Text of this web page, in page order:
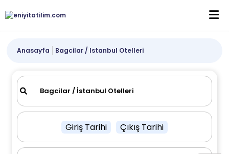
Anasayfa Bagcilar / Istanbul Otelleri
Giriş Tarihi Çıkış Tarihi